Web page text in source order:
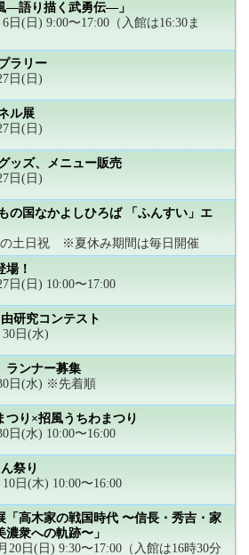
―語り描く武勇伝―」
日(日) 9:00〜17:00（入館は16:30ま
ラリー
日(日)
ル展
日(日)
ッズ、メニュー販売
日(日)
国なかよしひろば 「ふんすい」エ
の土日祝 ※夏休み期間は毎日開催
場！
日(日) 10:00〜17:00
研究コンテスト
日(水)
ランナー募集
日(水) ※先着順
つり×招風うちわまつり
日(水) 10:00〜16:00
祭り
日(木) 10:00〜16:00
「高木家の戦国時代 〜信長・秀吉・家
衆への軌跡〜」
20日(日) 9:30〜17:00（入館は16時30分